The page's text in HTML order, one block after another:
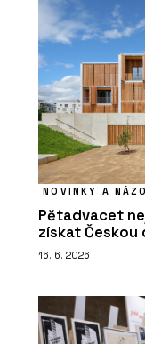
NOVINKY A
Pětadvacet
získat
16. 6. 2026